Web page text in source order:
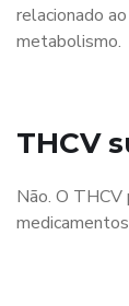
relacionado
metabolismo.
THCV
Não. O